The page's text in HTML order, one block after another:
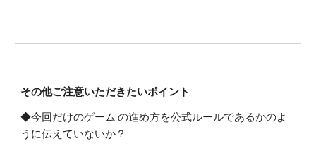
その他ご注意いただきたいポイント
◆今回だけのゲーム の進め方を公式ルールであるかのよ
うに伝えていないか？